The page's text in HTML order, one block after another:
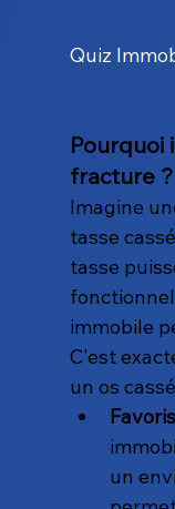
Quiz
Pourquoi
fracture ?
Imagine
tasse
tasse
immobile
C'est
un os
un